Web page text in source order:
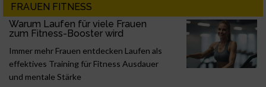
FRAUEN FITNESS
Warum Laufen für viele Frauen
zum Fitness-Booster wird
Immer mehr Frauen entdecken Laufen als
effektives Training für Fitness Ausdauer
und mentale Stärke